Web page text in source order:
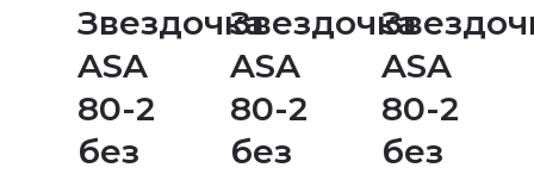
Звездочка
ASA
80-2
без
Звездочка
ASA
80-2
без
ASA
80-2
без